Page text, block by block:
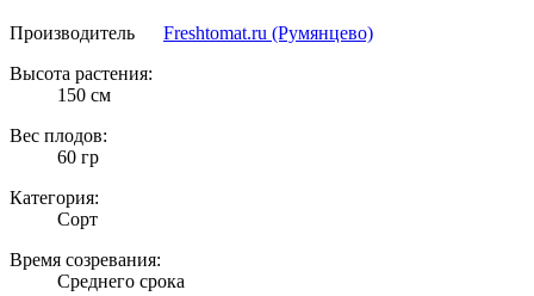
Производитель
Freshtomat.ru (Румянцево)
Высота растения:
150 см
Вес плодов:
60 гр
Категория:
Сорт
Время созревания:
Среднего срока